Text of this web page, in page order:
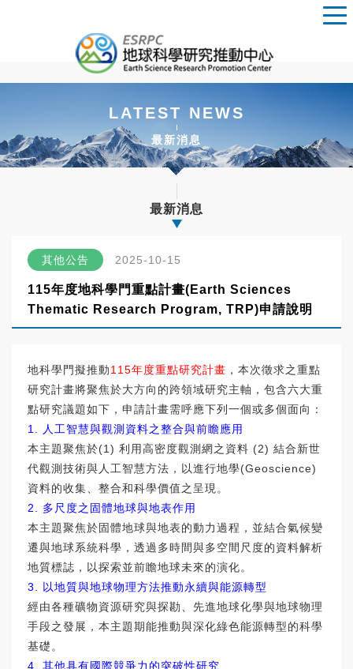
LATEST NEWS
最新消息
最新消息
其他公告 2025-10-15
115年度地科學門重點計畫(Earth Sciences
Thematic Research Program, TRP)申請說明
地科學門擬推動115年度重點研究計畫 ， 本次徵求之重點
研究計畫將聚焦於大方向的跨領域研究主軸， 包含六大重
點研究議題如下，申請計畫需呼應下列一個或多個面向：
1. 人工智慧與觀測資料之整合與前瞻應用
本主題聚焦於(1) 利用高密度觀測網之資料 (2) 結合新世
代觀測技術與人工智慧方法，以進行地學(Geoscience)
資料的收集、整合和科學價值之呈現。
2. 多尺度之固體地球與地表作用
本主題聚焦於固體地球與地表的動力過程， 並結合氣候變
遷與地球系統科學， 透過多時間與多空間尺度的資料解析
地質標誌， 以探索並前瞻地球未來的演化。
3. 以地質與地球物理方法推動永續與能源轉型
經由各種礦物資源研究與探勘、 先進地球化學與地球物理
手段之發展， 本主題期能推動與深化綠色能源轉型的科學
基礎。
4. 其他具有國際競爭力的突破性研究